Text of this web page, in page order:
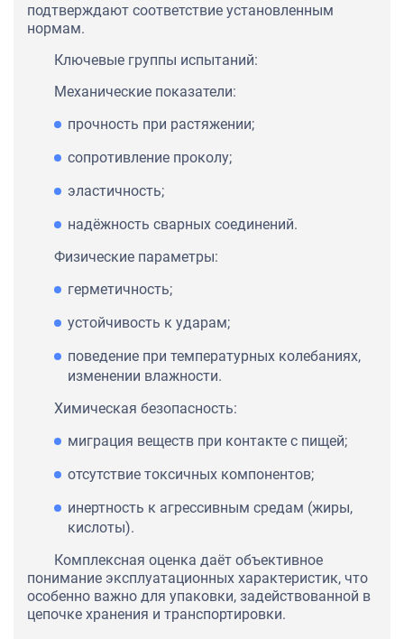
подтверждают соответствие установленным
нормам.
Ключевые группы испытаний:
Механические показатели:
прочность при растяжении;
сопротивление проколу;
эластичность;
надёжность сварных соединений.
Физические параметры:
герметичность;
устойчивость к ударам;
поведение при температурных колебаниях,
изменении влажности.
Химическая безопасность:
миграция веществ при контакте с пищей;
отсутствие токсичных компонентов;
инертность к агрессивным средам (жиры,
кислоты).
Комплексная оценка даёт объективное
понимание эксплуатационных характеристик, что
особенно важно для упаковки, задействованной в
цепочке хранения и транспортировки.